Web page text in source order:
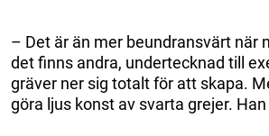
– Det är än mer beundransvärt när
det finns andra, undertecknad till
gräver ner sig totalt för att skapa.
göra ljus konst av svarta grejer.